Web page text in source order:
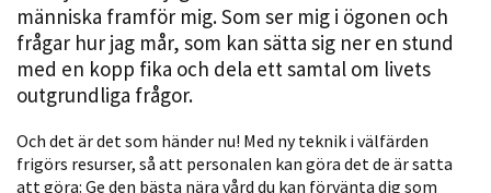
människa framför mig. Som ser mig i ögonen och
frågar hur jag mår, som kan sätta sig ner en stund
med en kopp fika och dela ett samtal om livets
outgrundliga frågor.
Och det är det som händer nu! Med ny teknik i välfärden
frigörs resurser, så att personalen kan göra det de är satta
att göra: Ge den bästa nära vård du kan förvänta dig som
Nödvändiga
går inte att
välja bort. De